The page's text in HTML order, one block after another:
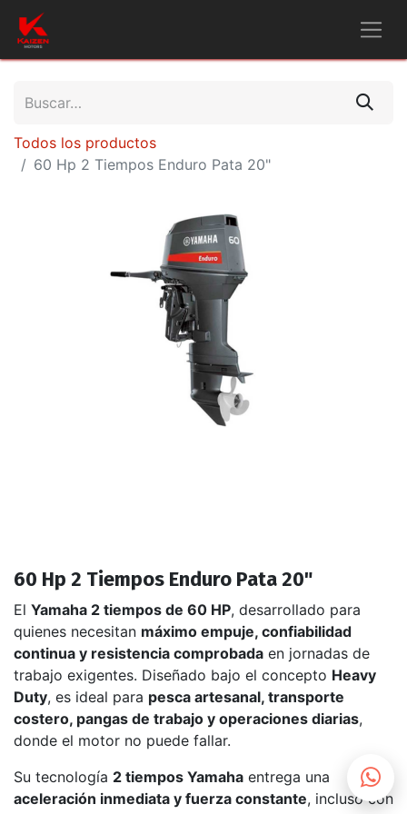
Todos los productos
60 Hp 2 Tiempos Enduro Pata 20"
60 Hp 2 Tiempos Enduro Pata 20"
El Yamaha 2 tiempos de 60 HP, desarrollado para
quienes necesitan máximo empuje, confiabilidad
continua y resistencia comprobada en jornadas de
trabajo exigentes. Diseñado bajo el concepto Heavy
Duty, es ideal para pesca artesanal, transporte
costero, pangas de trabajo y operaciones diarias,
donde el motor no puede fallar.
Su tecnología 2 tiempos Yamaha entrega una
aceleración inmediata y fuerza constante, incluso con